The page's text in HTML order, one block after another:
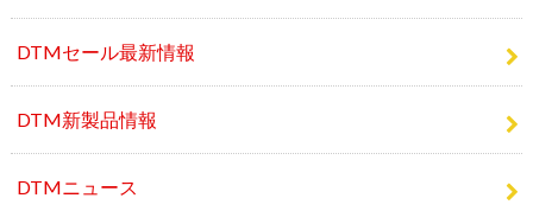
DTM新製品情報
DTMニュース
CMJメディア